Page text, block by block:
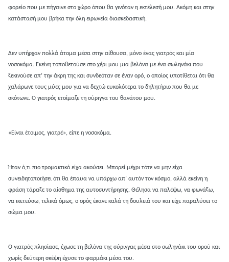
φορείο που με πήγαινε στο χώρο όπου θα γινόταν η εκτέλεσή μου. Ακόμη και στην
κατάστασή μου βρήκα την όλη ειρωνεία διασκεδαστική.
Δεν υπήρχαν πολλά άτομα μέσα στην αίθουσα, μόνο ένας γιατρός και μία
νοσοκόμα. Εκείνη τοποθετούσε στο χέρι μου μια βελόνα με ένα σωληνάκι που
ξεκινούσε απ’ την άκρη της και συνδεόταν σε έναν ορό, ο οποίος υποτίθεται ότι θα
χαλάρωνε τους μύες μου για να δεχτώ ευκολότερα το δηλητήριο που θα με
σκότωνε. Ο γιατρός ετοίμαζε τη σύριγγα του θανάτου μου.
«Είναι έτοιμος, γιατρέ», είπε η νοσοκόμα.
Ήταν ό,τι πιο τρομακτικό είχα ακούσει. Μπορεί μέχρι τότε να μην είχα
συνειδητοποιήσει ότι θα έπαυα να υπάρχω απ’ αυτόν τον κόσμο, αλλά εκείνη η
φράση τάραξε το αίσθημα της αυτοσυντήρησης. Θέλησα να παλέψω, να φωνάξω,
να ικετεύσω, τελικά όμως, ο ορός έκανε καλά τη δουλειά του και είχε παραλύσει το
σώμα μου.
Ο γιατρός πλησίασε, έχωσε τη βελόνα της σύριγγας μέσα στο σωληνάκι του ορού και
χωρίς δεύτερη σκέψη έχυσε το φαρμάκι μέσα του.